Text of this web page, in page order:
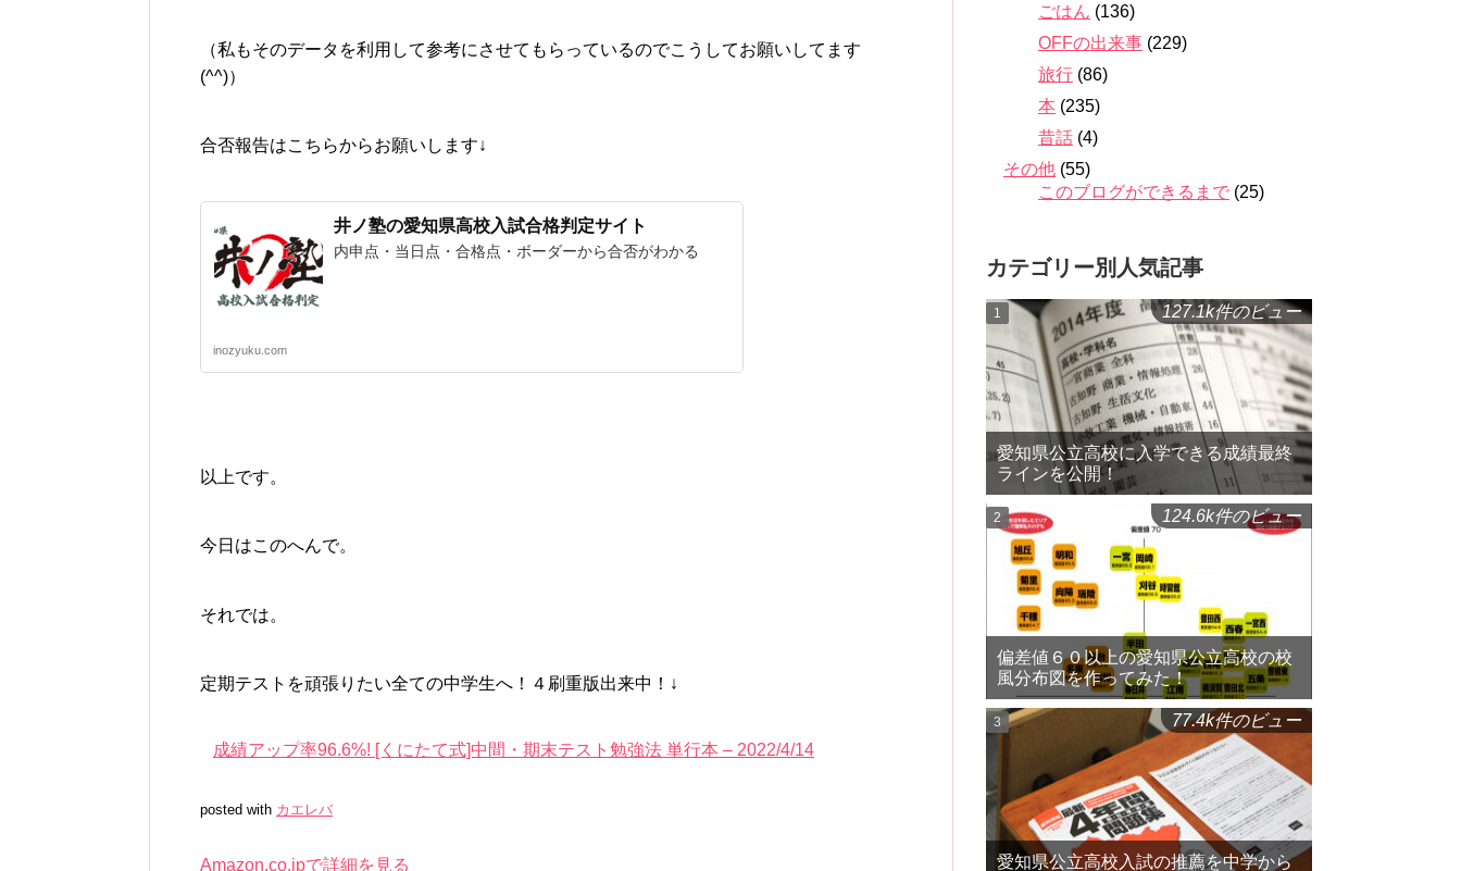
（私もそのデータを利用して参考にさせてもらっているのでこうしてお願いしてます
(^^)）
合否報告はこちらからお願いします↓
井ノ塾の愛知県高校入試合格判定サイト
内申点・当日点・合格点・ボーダーから合否がわかる
inozyuku.com
以上です。
今日はこのへんで。
それでは。
定期テストを頑張りたい全ての中学生へ！４刷重版出来中！↓
成績アップ率96.6%! [くにたて式]中間・期末テスト勉強法 単行本 – 2022/4/14
posted with カエレバ
Amazon.co.jpで詳細を見る
ごはん (136)
OFFの出来事 (229)
旅行 (86)
本 (235)
昔話 (4)
その他 (55)
このブログができるまで (25)
カテゴリー別人気記事
愛知県公立高校に入学できる成績最終
ラインを公開！
127.1k件のビュー
偏差値６０以上の愛知県公立高校の校
風分布図を作ってみた！
124.6k件のビュー
愛知県公立高校入試の推薦を中学から
77.4k件のビュー